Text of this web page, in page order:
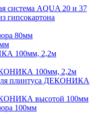
система AQUA 20 и 37
гипсокартона
80мм
100мм, 2,2м
100мм, 2,2м
плинтуса ДЕКОНИКА
высотой 100мм
100мм